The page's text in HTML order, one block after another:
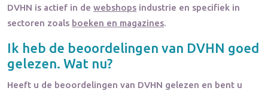
DVHN is actief in de webshops industrie en specifiek in
sectoren zoals boeken en magazines.
Ik heb de beoordelingen van DVHN goed
gelezen. Wat nu?
Heeft u de beoordelingen van DVHN gelezen en bent u